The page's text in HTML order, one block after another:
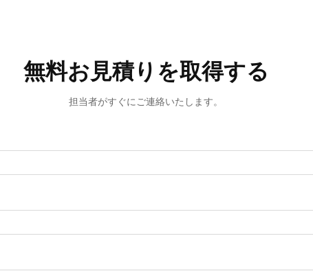
無料お見積りを取得する
担当者がすぐにご連絡いたします。